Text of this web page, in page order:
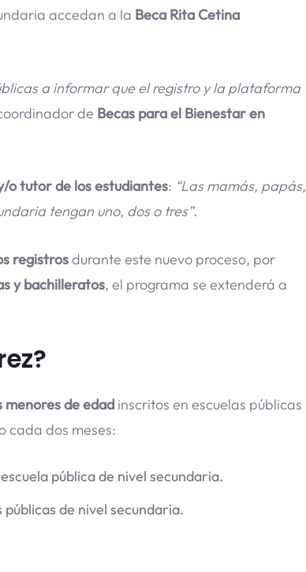
accedan a la Beca Rita Cetina
a informar que el registro y la plataforma
de Becas para el Bienestaren
o tutor de los estudiantes: “Las mamás, papás,
tengan uno, dos o tres”.
registrosdurante este nuevo proceso, por
y bachilleratos, el programa se extenderá a
de edad inscritos en escuelas públicas
cada dos meses:
pública de nivel secundaria.
de nivel secundaria.